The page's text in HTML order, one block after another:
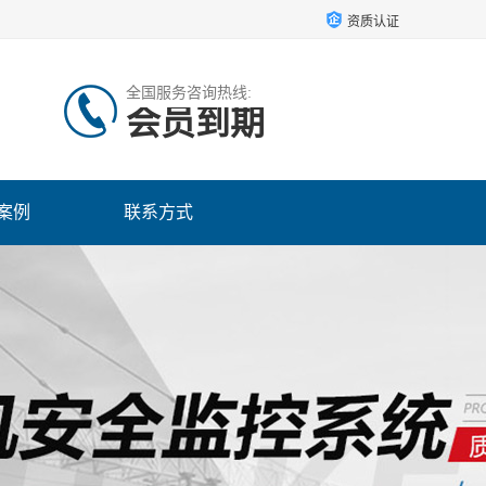
资质认证
全国服务咨询热线:
会员到期
例 联系方式